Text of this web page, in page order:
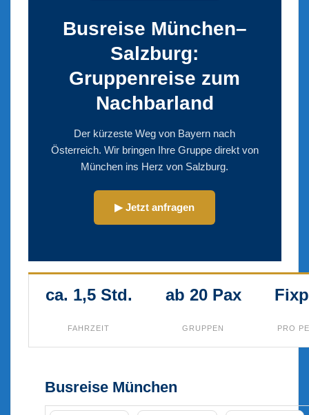
Busreise München–
Salzburg:
Gruppenreise zum
Nachbarland
Der kürzeste Weg von Bayern nach
Österreich. Wir bringen Ihre Gruppe direkt von
München ins Herz von Salzburg.
▶ Jetzt anfragen
ca. 1,5 Std.
FAHRZEIT
ab 20 Pax
GRUPPEN PRO
Busreise München